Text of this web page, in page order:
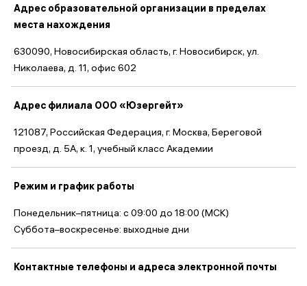
Адрес образовательной организации в пределах
места нахождения
630090, Новосибирская область, г. Новосибирск, ул.
Николаева, д. 11, офис 602
Адрес филиала ООО «Юзергейт»
121087, Российская Федерация, г. Москва, Береговой
проезд, д. 5А, к. 1, учебный класс Академии
Режим и график работы
Понедельник–пятница: с 09:00 до 18:00 (МСК)
Суббота–воскресенье: выходные дни
Контактные телефоны и адреса электронной почты